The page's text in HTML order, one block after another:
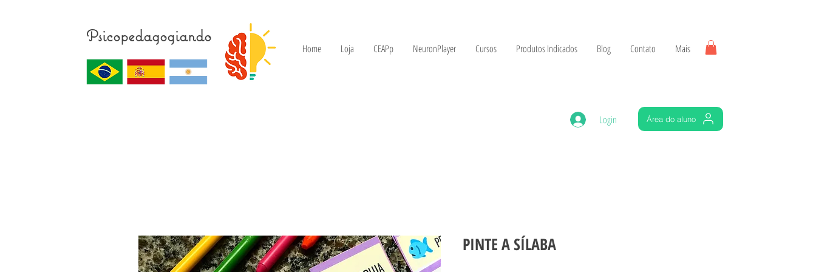
Psicopedagogiando
Home Loja CEAPp NeuronPlayer Cursos Produtos Indicados Blog Contato Mais
Login Área do aluno
PINTE A SÍLABA